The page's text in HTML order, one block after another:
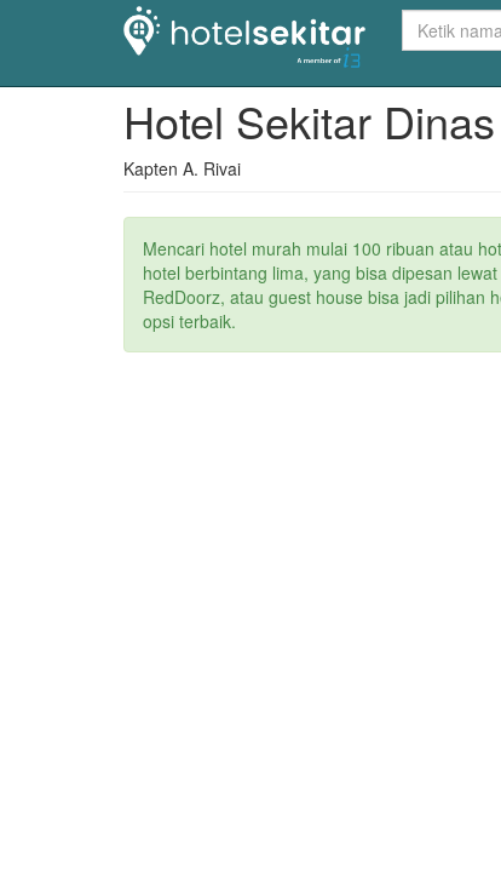
Hotel Sekitar
Kapten A. Rivai
Mencari hotel murah mulai 100 ribuan atau
hotel berbintang lima, yang bisa dipesan
RedDoorz, atau guest house bisa jadi pilihan
opsi terbaik.